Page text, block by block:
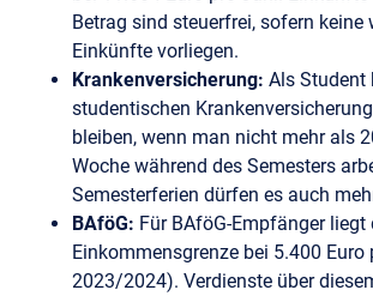
Betrag sind steuerfrei, sofern keine
Einkünfte vorliegen.
Krankenversicherung: Als Student
studentischen
bleiben, wenn man nicht mehr als
Woche während des Semesters
Semesterferien dürfen es auch
BAföG: Für BAföG-Empfänger liegt
Einkommensgrenze bei 5.400 Euro
2023/2024). Verdienste über